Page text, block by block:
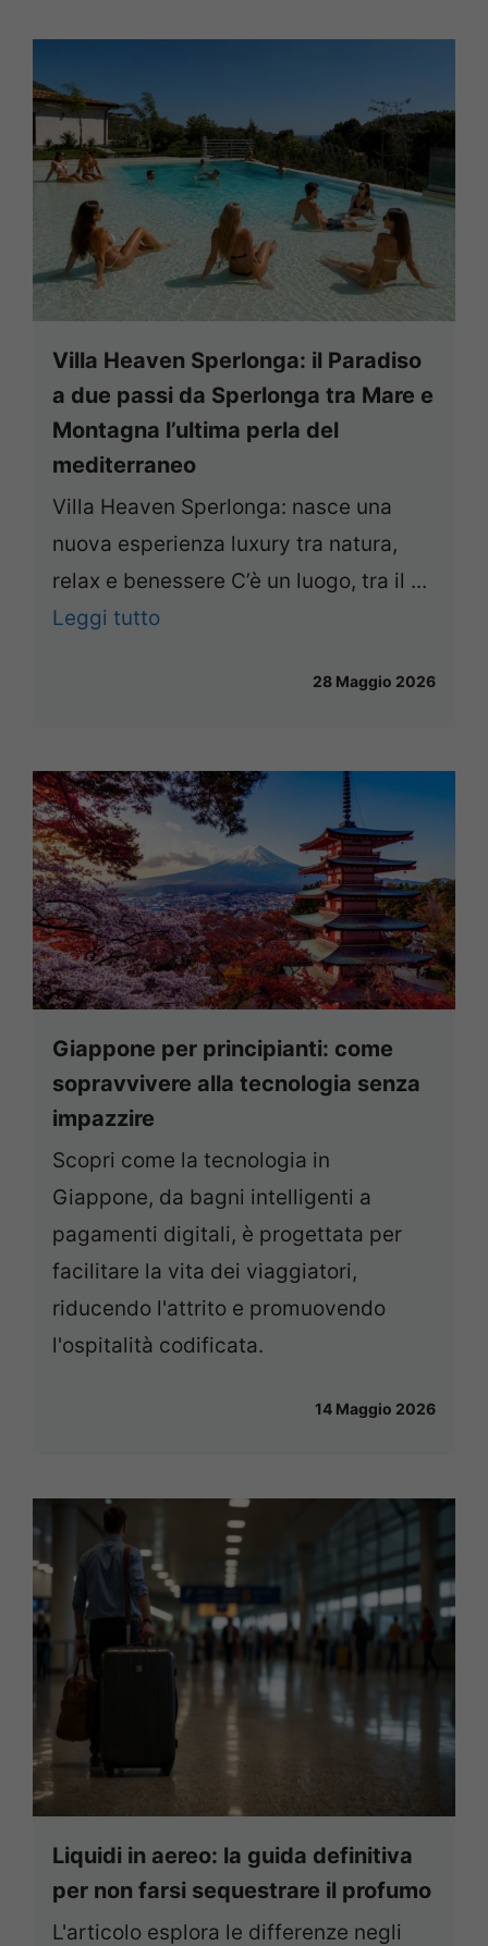
Villa Heaven Sperlonga: il Paradiso
a due passi da Sperlonga tra Mare e
Montagna l’ultima perla del
mediterraneo
Villa Heaven Sperlonga: nasce una
nuova esperienza luxury tra natura,
relax e benessere C’è un luogo, tra il ...
Leggi tutto
28 Maggio 2026
Giappone per principianti: come
sopravvivere alla tecnologia senza
impazzire
Scopri come la tecnologia in
Giappone, da bagni intelligenti a
pagamenti digitali, è progettata per
facilitare la vita dei viaggiatori,
riducendo l'attrito e promuovendo
l'ospitalità codificata.
14 Maggio 2026
Liquidi in aereo: la guida definitiva
per non farsi sequestrare il profumo
L'articolo esplora le differenze negli